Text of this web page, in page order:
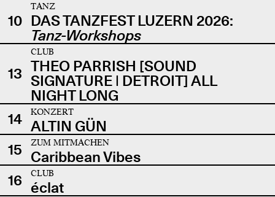
10
TANZ
DAS TANZFEST LUZERN 2026:
Tanz-Workshops
13
CLUB
THEO PARRISH [SOUND
SIGNATURE | DETROIT] ALL
NIGHT LONG
14
KONZERT
ALTIN GÜN
15
ZUM MITMACHEN
Caribbean Vibes
16
CLUB
éclat